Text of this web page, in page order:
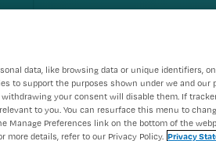
opgeheven
data, like browsing data or unique identifiers,
to support the purposes shown under we and our
your consent will disable them. If
to you. You can resurface this menu to
Preferences link on the bottom of the
details, refer to our Privacy Policy. Privacy